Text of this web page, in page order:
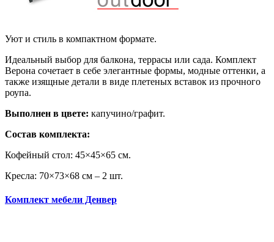
Уют и стиль в компактном формате.
Идеальный выбор для балкона, террасы или сада. Комплект
Верона сочетает в себе элегантные формы, модные оттенки, а
также изящные детали в виде плетеных вставок из прочного
роупа.
Выполнен в цвете: капучино/графит.
Состав комплекта:
Кофейный стол: 45×45×65 см.
Кресла: 70×73×68 см – 2 шт.
Комплект мебели Денвер